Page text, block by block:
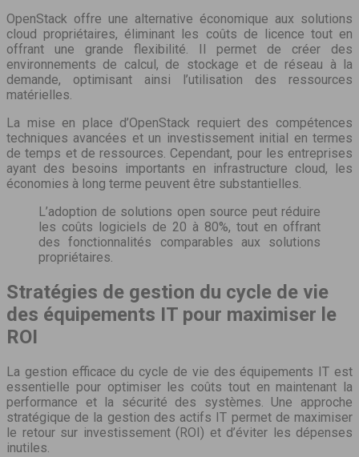
OpenStack offre une alternative économique aux solutions
cloud propriétaires, éliminant les coûts de licence tout en
offrant une grande flexibilité. Il permet de créer des
environnements de calcul, de stockage et de réseau à la
demande, optimisant ainsi l’utilisation des ressources
matérielles.
La mise en place d’OpenStack requiert des compétences
techniques avancées et un investissement initial en termes
de temps et de ressources. Cependant, pour les entreprises
ayant des besoins importants en infrastructure cloud, les
économies à long terme peuvent être substantielles.
L’adoption de solutions open source peut réduire
les coûts logiciels de 20 à 80%, tout en offrant
des fonctionnalités comparables aux solutions
propriétaires.
Stratégies de gestion du cycle de vie
des équipements IT pour maximiser le
ROI
La gestion efficace du cycle de vie des équipements IT est
essentielle pour optimiser les coûts tout en maintenant la
performance et la sécurité des systèmes. Une approche
stratégique de la gestion des actifs IT permet de maximiser
le retour sur investissement (ROI) et d’éviter les dépenses
inutiles.